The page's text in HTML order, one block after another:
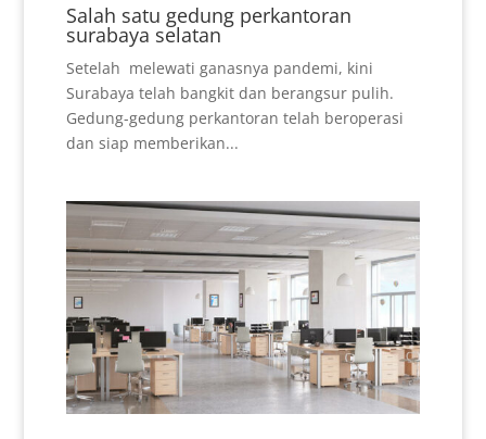
Salah satu gedung perkantoran
surabaya selatan
Setelah melewati ganasnya pandemi, kini
Surabaya telah bangkit dan berangsur pulih.
Gedung-gedung perkantoran telah beroperasi
dan siap memberikan...